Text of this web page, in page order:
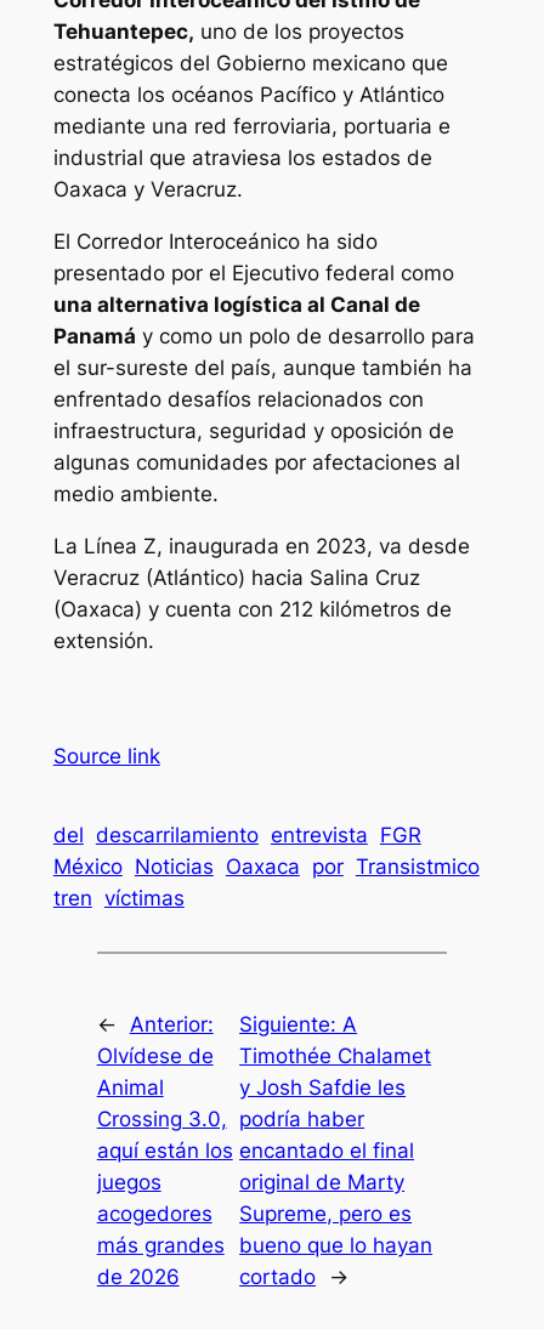
Tehuantepec, uno de los proyectos
estratégicos del Gobierno mexicano que
conecta los océanos Pacífico y Atlántico
mediante una red ferroviaria, portuaria e
industrial que atraviesa los estados de
Oaxaca y Veracruz.
El Corredor Interoceánico ha sido
presentado por el Ejecutivo federal como
una alternativa logística al Canal de
Panamá y como un polo de desarrollo para
el sur-sureste del país, aunque también ha
enfrentado desafíos relacionados con
infraestructura, seguridad y oposición de
algunas comunidades por afectaciones al
medio ambiente.
La Línea Z, inaugurada en 2023, va desde
Veracruz (Atlántico) hacia Salina Cruz
(Oaxaca) y cuenta con 212 kilómetros de
extensión.
Source link
del descarrilamiento entrevista FGR
México Noticias Oaxaca por Transistmico
tren víctimas
←
Anterior:
Olvídese de
Animal
Crossing 3.0,
aquí están los
juegos
acogedores
más grandes
de 2026
Siguiente: A
Timothée Chalamet
y Josh Safdie les
podría haber
encantado el final
original de Marty
Supreme, pero es
bueno que lo hayan
cortado
→